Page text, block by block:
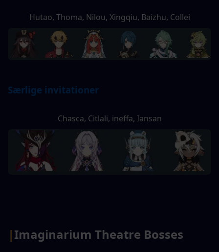
Hutao, Thoma, Nilou, Xingqiu, Baizhu, Collei
Særlige invitationer
Chasca, Citlali, ineffa, Iansan
|Imaginarium Theatre Bosses